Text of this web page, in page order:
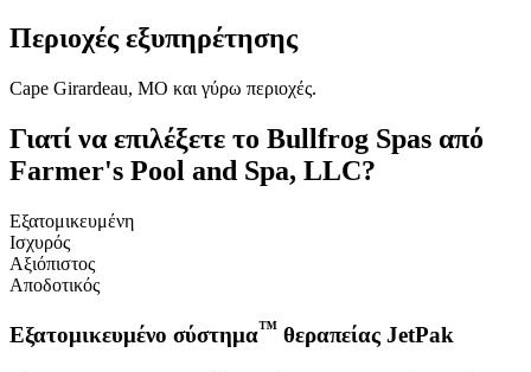
Περιοχές εξυπηρέτησης
Cape Girardeau, MO και γύρω περιοχές.
Γιατί να επιλέξετε το Bullfrog Spas από
Farmer's Pool and Spa, LLC?
Εξατομικευμένη
Ισχυρός
Αξιόπιστος
Αποδοτικός
Εξατομικευμένο σύστημα™ θεραπείας JetPak